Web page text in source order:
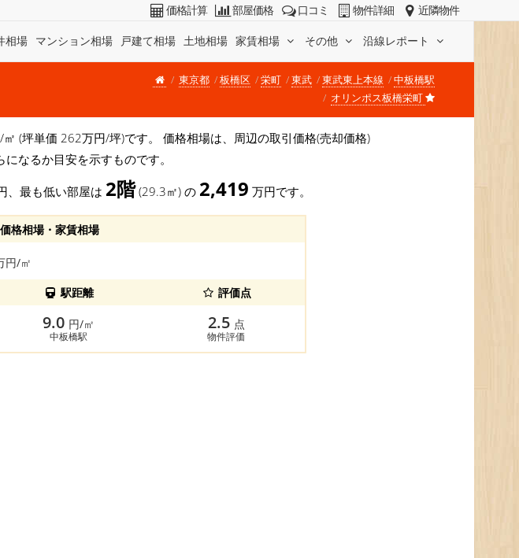
相場 マンション相場 戸建て相場 土地相場 家賃相場 その他 沿線レポート
価格計算 部屋価格 口コミ 物件詳細 近隣物件
東京都 板橋区 栄町 東武 東武東上本線
中板橋駅
オリンポス板橋栄町
㎡ (坪単価 262万円/坪)です。 価格相場は、周辺の取引価格(売却価格)
なるか目安を示すものです。
、最も低い部屋は 2階(29.3㎡) の 2,419 万円です。
格相場・家賃相場
円/㎡
駅距離 評価点
9.0 円/㎡
中板橋駅
2.5 点
物件評価